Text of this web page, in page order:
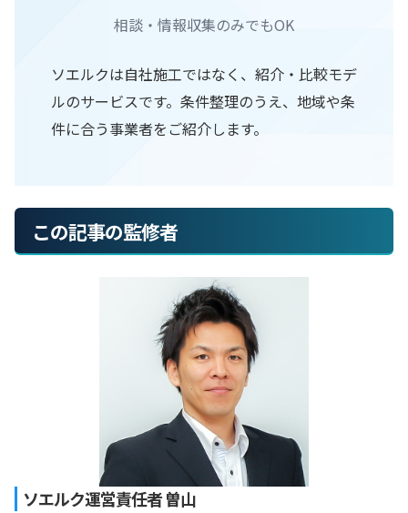
相談・情報収集のみでもOK
ソエルクは自社施工ではなく、紹介・比較モデ
ルのサービスです。条件整理のうえ、地域や条
件に合う事業者をご紹介します。
この記事の監修者
ソエルク運営責任者 曽山